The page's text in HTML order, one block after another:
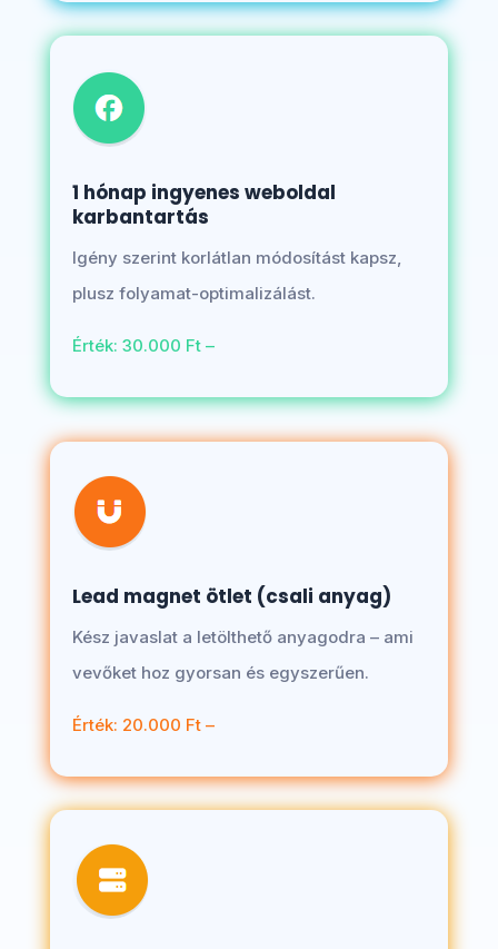
1 hónap ingyenes weboldal
karbantartás
Igény szerint korlátlan módosítást kapsz,
plusz folyamat-optimalizálást.
Érték: 30.000 Ft –
Lead magnet ötlet (csali anyag)
Kész javaslat a letölthető anyagodra – ami
vevőket hoz gyorsan és egyszerűen.
Érték: 20.000 Ft –